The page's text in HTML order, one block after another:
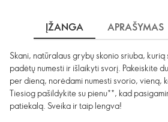
ĮŽANGA APRAŠYMAS
Skani, natūralaus grybų skonio sriuba,
padėtų numesti ir išlaikyti svorį. Pakeiskite
per dieną, norėdami numesti svorio, vieną,
Tiesiog pašildykite su pienu**, kad
patiekalą. Sveika ir taip lengva!